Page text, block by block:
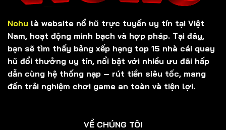
Nohu là website nổ hũ trực tuyến uy tín tại Việt
Nam, hoạt động minh bạch và hợp pháp. Tại đây,
bạn sẽ tìm thấy bảng xếp hạng top 15 nhà cái quay
hũ đổi thưởng uy tín, nổi bật với nhiều ưu đãi hấp
dẫn cùng hệ thống nạp – rút tiền siêu tốc, mang
đến trải nghiệm chơi game an toàn và tiện lợi.
VỀ CHÚNG TÔI